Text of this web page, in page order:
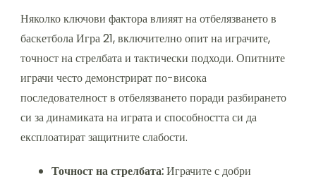
Няколко ключови фактора влияят на отбелязването в
баскетбола Игра 21, включително опит на играчите,
точност на стрелбата и тактически подходи. Опитните
играчи често демонстрират по-висока
последователност в отбелязването поради разбирането
си за динамиката на играта и способността си да
експлоатират защитните слабости.
Точност на стрелбата:Играчите с добри